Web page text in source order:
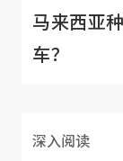
马来西亚
车？
深入阅读